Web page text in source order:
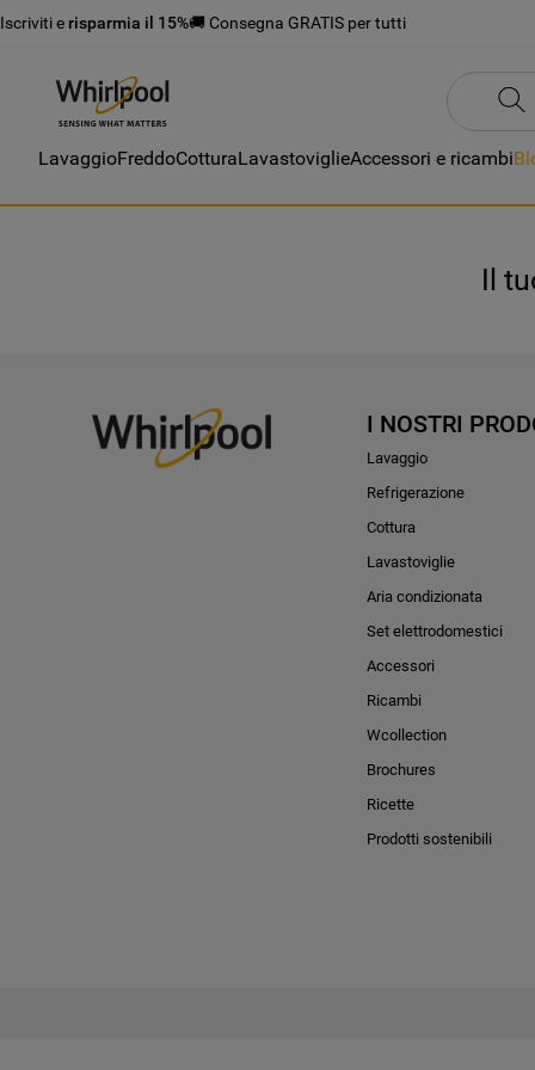
Iscriviti e risparmia il 15%🚚 Consegna GRATIS per tutti
LavaggioFreddoCotturaLavastoviglieAccessori e ricambi
Il
I NOSTRI
Lavaggio
Refrigerazione
Cottura
Lavastoviglie
Aria condizionata
Set elettrodomestici
Accessori
Ricambi
Wcollection
Brochures
Ricette
Prodotti sostenibili